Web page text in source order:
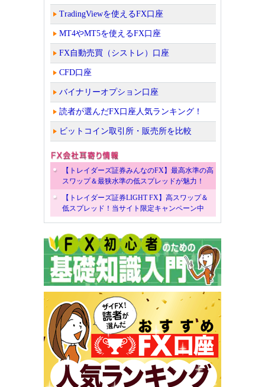
TradingViewを使えるFX口座
MT4やMT5を使えるFX口座
FX自動売買（シストレ）口座
CFD口座
バイナリーオプション口座
読者が選んだFX口座人気ランキング！
ビットコイン取引所・販売所を比較
【トレイダーズ証券みんなのFX】最高水準の高
スワップ＆最狭水準の低スプレッドが魅力！
【トレイダーズ証券LIGHT FX】高スワップ＆
低スプレッド！当サイト限定キャンペーン中